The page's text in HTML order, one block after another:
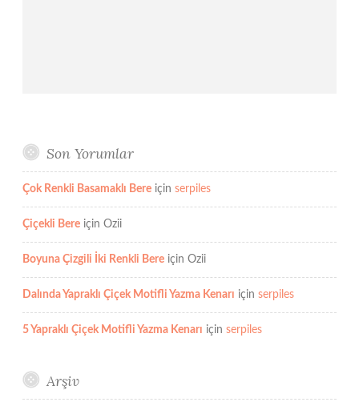
Son Yorumlar
Çok Renkli Basamaklı Bere için serpiles
Çiçekli Bere için Ozii
Boyuna Çizgili İki Renkli Bere için Ozii
Dalında Yapraklı Çiçek Motifli Yazma Kenarı için serpiles
5 Yapraklı Çiçek Motifli Yazma Kenarı için serpiles
Arşiv